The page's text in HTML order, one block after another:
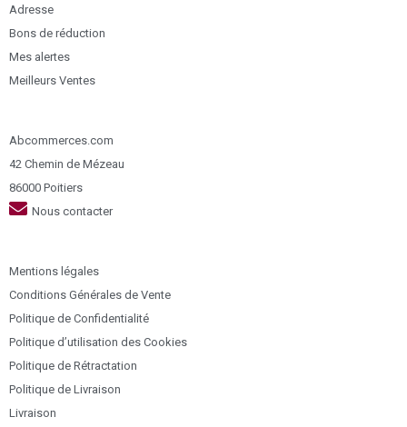
Adresse
Bons de réduction
Mes alertes
Meilleurs Ventes
Abcommerces.com
42 Chemin de Mézeau
86000 Poitiers
Nous contacter
Mentions légales
Conditions Générales de Vente
Politique de Confidentialité
Politique d’utilisation des Cookies
Politique de Rétractation
Politique de Livraison
Livraison